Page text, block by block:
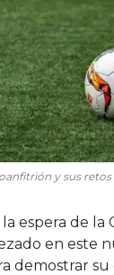
y sus retos
espera de la
en este
demostrar su